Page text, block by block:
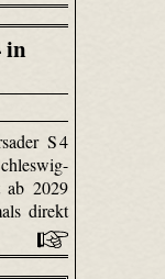
in
S 4
ab 2029
direkt